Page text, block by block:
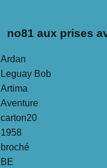
no81 aux prises
Ardan
Leguay Bob
Artima
Aventure
carton20
1958
broché
BE